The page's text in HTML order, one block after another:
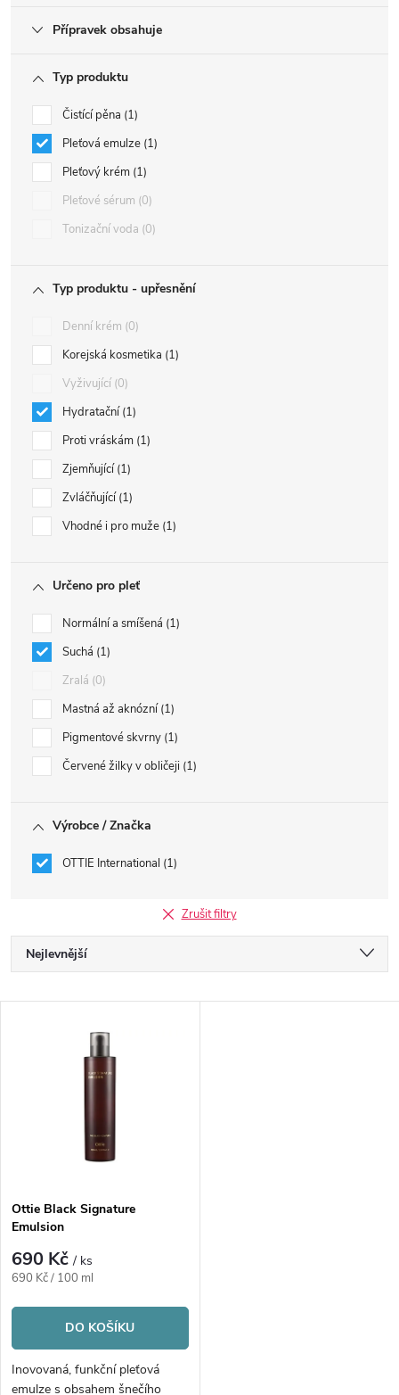
Přípravek obsahuje
Typ produktu
Čistící pěna 1
Pleťová emulze 1
Pleťový krém 1
Pleťové sérum 0
Tonizační voda 0
Typ produktu - upřesnění
Denní krém 0
Korejská kosmetika 1
Vyživující 0
Hydratační 1
Proti vráskám 1
Zjemňující 1
Zvláčňující 1
Vhodné i pro muže 1
Určeno pro pleť
Normální a smíšená 1
Suchá 1
Zralá 0
Mastná až aknózní 1
Pigmentové skvrny 1
Červené žilky v obličeji 1
Výrobce / Značka
OTTIE International 1
Zrušit filtry
Ř
a
p
r
o
d
Nejlevnější
s
p
r
o
d
Ottie Black Signature
Emulsion
690 Kč/ ks
Měrná
690 Kč / 100 ml
DO KOŠÍKU
Inovovaná, funkční pleťová
emulze s obsahem šnečího